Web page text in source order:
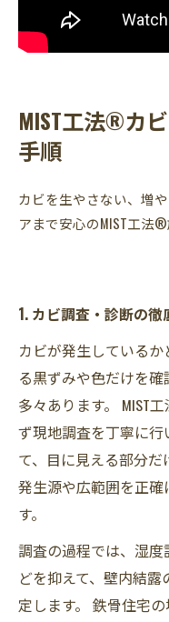
MIST工法®カ
手順
カビを生やさない、増
アまで安心のMIST工法
1. カビ調査・診断の徹
カビが発生している
る黒ずみや色だけを
多々あります。 MIST
ず現地調査を丁寧に
て、目に見える部分
発生源や広範囲を正
す。
調査の過程では、湿
どを抑えて、壁内結
定します。 鉄骨住宅